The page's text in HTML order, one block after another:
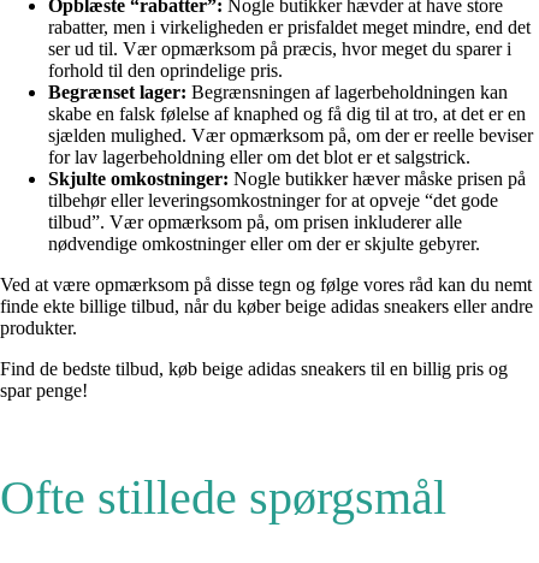
Opblæste “rabatter”: Nogle butikker hævder at have store
rabatter, men i virkeligheden er prisfaldet meget mindre, end det
ser ud til. Vær opmærksom på præcis, hvor meget du sparer i
forhold til den oprindelige pris.
Begrænset lager: Begrænsningen af lagerbeholdningen kan
skabe en falsk følelse af knaphed og få dig til at tro, at det er en
sjælden mulighed. Vær opmærksom på, om der er reelle beviser
for lav lagerbeholdning eller om det blot er et salgstrick.
Skjulte omkostninger: Nogle butikker hæver måske prisen på
tilbehør eller leveringsomkostninger for at opveje “det gode
tilbud”. Vær opmærksom på, om prisen inkluderer alle
nødvendige omkostninger eller om der er skjulte gebyrer.
Ved at være opmærksom på disse tegn og følge vores råd kan du nemt
finde ekte billige tilbud, når du køber beige adidas sneakers eller andre
produkter.
Find de bedste tilbud, køb beige adidas sneakers til en billig pris og
spar penge!
Ofte stillede spørgsmål